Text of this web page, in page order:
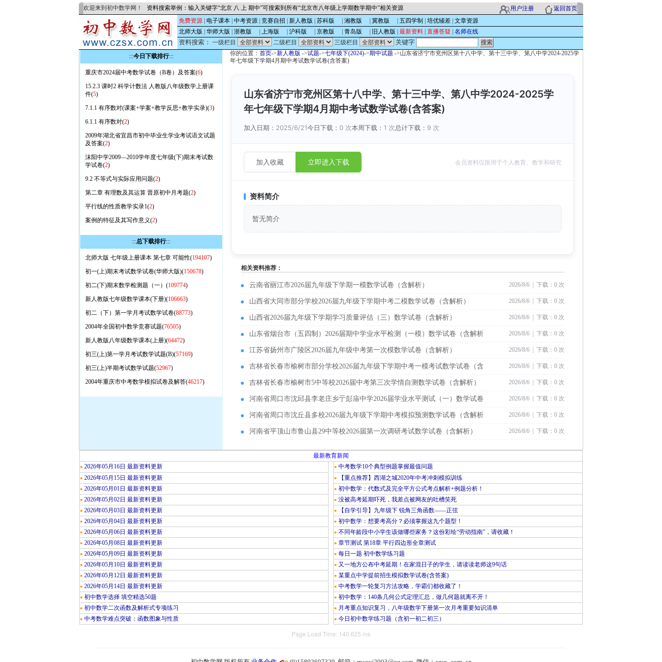
欢迎来到初中数学网！ 资料搜索举例：输入关键字“北京 八 上 期中”可搜索到所有“北京市八年级上学期数学期中”相关资源 用户注册
返回首页
免费资源 电子课本 中考资源 竞赛自招 新人教版 苏科版 湘教版 冀教版 五四学制 培优辅差 文章资源
北师大版
华师大版 浙教版 上海版 沪科版 京教版 青岛版 旧人教版 最新资料 直播答疑 名师在线
资料搜索： 一级栏目 二级栏目 三级栏目 关键字
:::今日下载排行:::
重庆市2024届中考数学试卷（B卷）及答案(6)
15.2.3 课时2 科学计数法 人教版八年级数学上册课
件(5)
7.1.1 有序数对(课案+学案+教学反思+教学实录)(3)
6.1.1 有序数对(2)
2009年湖北省宜昌市初中毕业生学业考试语文试题
及答案(2)
沫阳中学2009—2010学年度七年级(下)期末考试数
学试卷(2)
9.2 不等式与实际应用问题(2)
第二章 有理数及其运算 晋原初中月考题(2)
平行线的性质教学实录1(2)
案例的特征及其写作意义(2)
:::总下载排行:::
北师大版 七年级上册课本 第七章 可能性(194107)
初一(上)期末考试数学试卷(华师大版)(150678)
初二(下)期末数学检测题（一）(109774)
新人教版七年级数学课本(下册)(106663)
初二（下）第一学月考试数学试卷(88773)
2004年全国初中数学竞赛试题(76505)
新人教版八年级数学课本(上册)(64472)
初三(上)第一学月考试数学试题(B)(57169)
初三(上)半期考试数学试题(52967)
2004年重庆市中考数学模拟试卷及解答(46217)
你的位置： 首页->新人教版 ->试题->七年级下(2024)->期中试题 ->山东省济宁市兖州区第十八中学、第十三中学、第八中学2024-2025学
年七年级下学期4月期中考试数学试卷(含答案)
山东省济宁市兖州区第十八中学、第十三中学、第八中学2024-2025学
年七年级下学期4月期中考试数学试卷(含答案)
加入日期： 2025/6/21今日下载： 0 次本周下载： 1 次总计下载： 9 次
加入收藏 立即进入下载 会员资料仅限用于个人教育、教学和研究
资料简介
暂无简介
相关资料推荐：
云南省丽江市2026届九年级下学期一模数学试卷（含解析） 2026/8/6 | 下载：0 次
山西省大同市部分学校2026届九年级下学期中考二模数学试卷（含解析） 2026/8/6 | 下载：0 次
山西省2026届九年级下学期学习质量评估（三）数学试卷（含解析） 2026/8/6 | 下载：0 次
山东省烟台市（五四制）2026届期中学业水平检测（一模）数学试卷（含解析 2026/8/6 | 下载：0 次
江苏省扬州市广陵区2026届九年级中考第一次模数学试卷（含解析） 2026/8/6 | 下载：0 次
吉林省长春市榆树市部分学校2026届九年级下学期中考一模考试数学试卷（含 2026/8/6 | 下载：0 次
吉林省长春市榆树市5中等校2026届中考第三次学情自测数学试卷（含解析） 2026/8/6 | 下载：0 次
河南省周口市沈邱县李老庄乡亍彭庙中学2026届学业水平测试（一）数学试卷 2026/8/6 | 下载：0 次
河南省周口市沈丘县多校2026届九年级下学期中考模拟预测数学试卷（含解析 2026/8/6 | 下载：0 次
河南省平顶山市鲁山县29中等校2026届第一次调研考试数学试卷（含解析） 2026/8/6 | 下载：0 次
最新教育新闻
● 2026年05月16日 最新资料更新
● 2026年05月15日 最新资料更新
● 2026年05月01日 最新资料更新
● 2026年05月02日 最新资料更新
● 2026年05月03日 最新资料更新
● 2026年05月04日 最新资料更新
● 2026年05月06日 最新资料更新
● 2026年05月08日 最新资料更新
● 2026年05月09日 最新资料更新
● 2026年05月10日 最新资料更新
● 2026年05月12日 最新资料更新
● 2026年05月14日 最新资料更新
● 初中数学选择 填空精选50题
● 初中数学二次函数及解析式专项练习
● 中考数学难点突破：函数图象与性质
● 中考数学10个典型例题掌握最值问题
● 【重点推荐】西湖之城2020年中考冲刺模拟训练
● 初中数学：代数式及完全平方公式考点解析+例题分析！
● 没被高考延期吓死，我差点被网友的吐槽笑死
● 【自学引导】九年级下 锐角三角函数——正弦
● 初中数学：想要考高分？必须掌握这九个题型！
● 不同年龄段中小学生该做哪些家务？这份彩绘“劳动指南”，请收藏！
● 章节测试 第18章 平行四边形全章测试
● 每日一题 初中数学练习题
● 又一地方公布中考延期！在家混日子的学生，请读读老师这9句话
● 某重点中学提前招生模拟数学试卷(含答案)
● 中考数学一轮复习方法攻略，学霸们都收藏了！
● 初中数学：140条几何公式定理汇总，做几何题就离不开！
● 月考重点知识复习，八年级数学下册第一次月考重要知识清单
● 今日初中数学练习题（含初一初二初三）
Page Load Time: 140.625 ms